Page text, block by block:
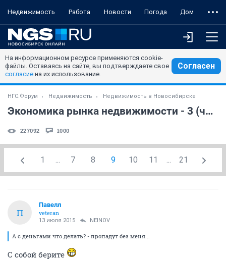
Недвижимость Работа Новости Погода Дом
На информационном ресурсе применяются cookie-
файлы. Оставаясь на сайте, вы подтверждаете свое
согласие на их использование.
Согласен
НГС.Форум Недвижимость Недвижимость в Новосибирске
Экономика рынка недвижимости - 3 (часть 9)
227092 1000
1 ... 7 8 9 10 11 ... 21
П
Павелл
veteran
13 июля 2015 NEINOV
А с деньгами что делать? - пропадут без меня...
С собой берите